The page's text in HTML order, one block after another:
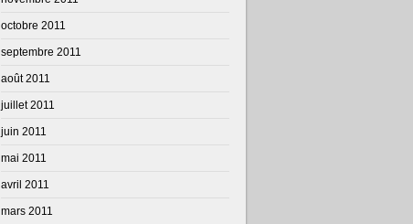
octobre 2011
septembre 2011
août 2011
juillet 2011
juin 2011
mai 2011
avril 2011
mars 2011